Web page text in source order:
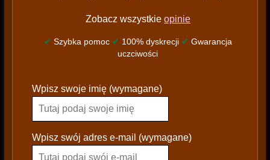
Zobacz wszystkie opinie
✔ Szybka pomoc ✔ 100% dyskrecji ✔ Gwarancja
uczciwości
l
a
s
Wpisz swoje imię (wymagane)
Wpisz swój adres e-mail (wymagane)